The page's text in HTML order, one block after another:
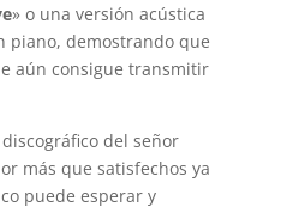
» o una versión acústica
piano, demostrando que
aún consigue transmitir
del señor
más que satisfechos ya
puede esperar y